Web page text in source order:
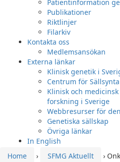
Patientinformation
Publikationer
Riktlinjer
Filarkiv
Kontakta oss
Medlemsansökan
Externa länkar
Klinisk genetik i
Centrum för
Klinisk och
forskning i Sverige
Webbresurser för
Genetiska sällskap
Övriga länkar
In English
Home
› SFMG Aktuellt ›